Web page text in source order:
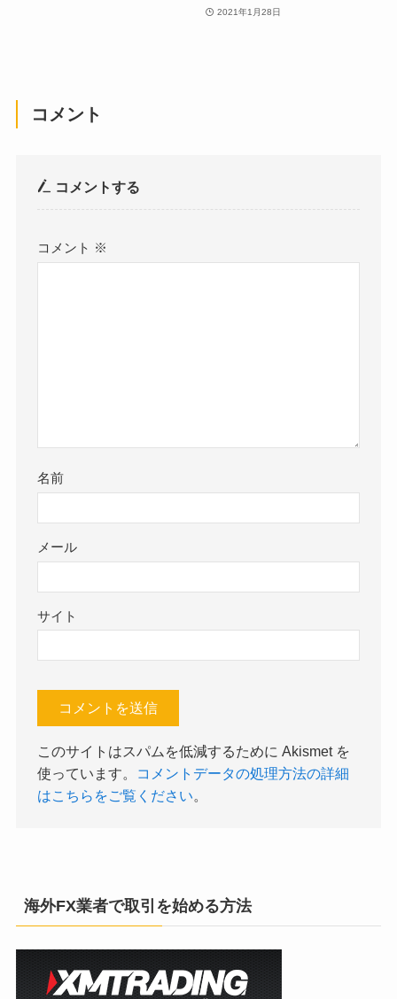
2021年1月28日
コメント
コメントする
コメント ※
名前
メール
サイト
このサイトはスパムを低減するために Akismet を
使っています。
コメントデータの処理方法の詳細
はこちらをご覧ください。
海外FX業者で取引を始める方法